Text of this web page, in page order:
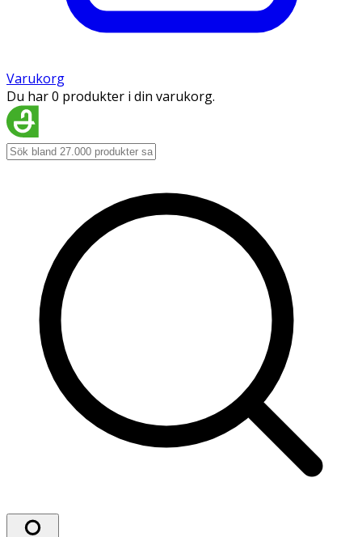
Varukorg
Du har 0 produkter i din varukorg.